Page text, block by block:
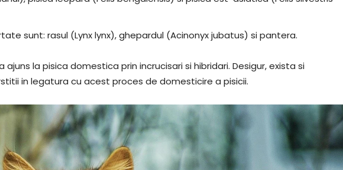
sunt: rasul (Lynx lynx), ghepardul (Acinonyx jubatus) si pantera.
la pisica domestica prin incrucisari si hibridari. Desigur, exista si
in legatura cu acest proces de domesticire a pisicii.